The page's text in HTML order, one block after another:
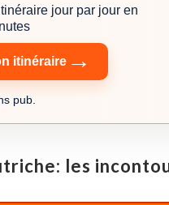
jour par jour en
itinéraire →
pub.
les